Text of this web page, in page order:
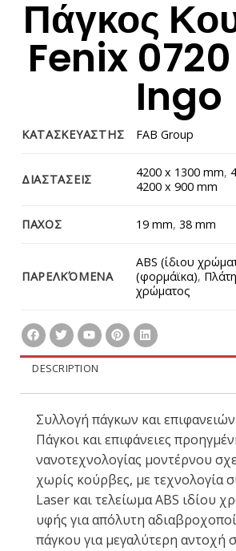
Πάγκος
Fenix
Ingo
ΚΑΤΑΣΚΕΥΑΣΤΗΣ FAB Group
ΔΙΑΣΤΑΣΕΙΣ 4200 x 1300 mm,
4200 x 900 mm
ΠΑΧΟΣ 19 mm,38 mm
ΠΑΡΕΛΚΌΜΕΝΑ
ABS (ίδιου
(φορμάϊκα),
χρώματος
DESCRIPTION
Συλλογή πάγκων και
Πάγκοι και επιφάνειες
νανοτεχνολογίας μοντέρνου
χωρίς κούρβες, με τεχνολογία
Laser και τελείωμα ABS ιδίου
υφής για απόλυτη
πάγκου για μεγαλύτερη αντοχή